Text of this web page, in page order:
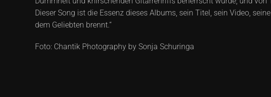
Dieser Song ist die Essenz dieses Albums, sein Titel, sein Video,
dem Geliebten brennt.“
Foto: Chantik Photography by Sonja Schuringa